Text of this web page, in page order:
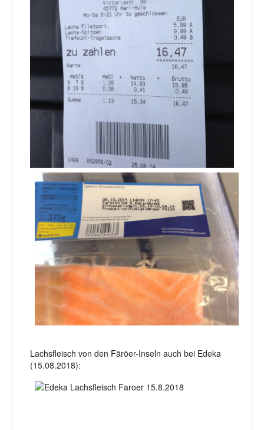
Lachsfleisch von den Färöer-Inseln auch bei Edeka
(15.08.2018):